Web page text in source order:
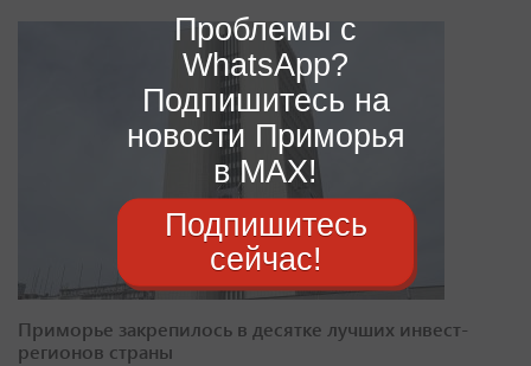
Приморье закрепилось в десятке лучших инвест-
регионов страны
Проблемы с
WhatsApp?
Подпишитесь на
новости Приморья
в MAX!
Подпишитесь
сейчас!